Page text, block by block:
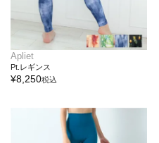
Apliet
Pt.レギンス
¥8,250税込